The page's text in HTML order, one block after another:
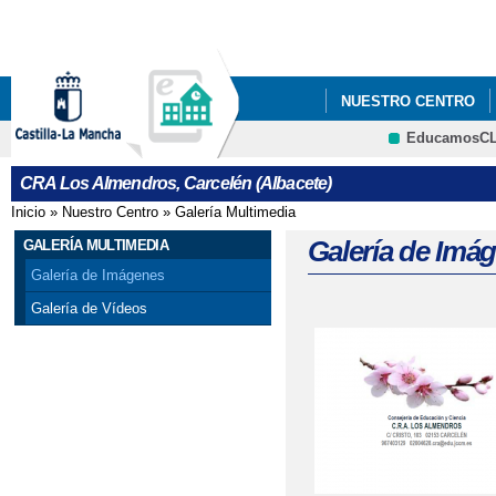
NUESTRO CENTRO
CONCURSO DE
CONVOCATORIA
CRA Los Almendros, Carcelén (Albacete)
Se encuentra usted aquí
Inicio » Nuestro Centro » Galería Multimedia
GALERÍA MULTIMEDIA
Galería de Imágenes
Galería de Vídeos
Galería de